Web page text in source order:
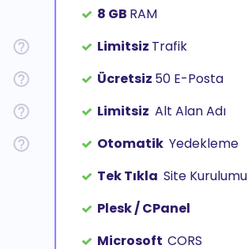
8 GB RAM
Limitsiz Trafik
Ücretsiz 50 E-Posta
Limitsiz Alt Alan Adı
Otomatik Yedekleme
Tek Tıkla Site Kurulumu
Plesk / CPanel
Microsoft CORS